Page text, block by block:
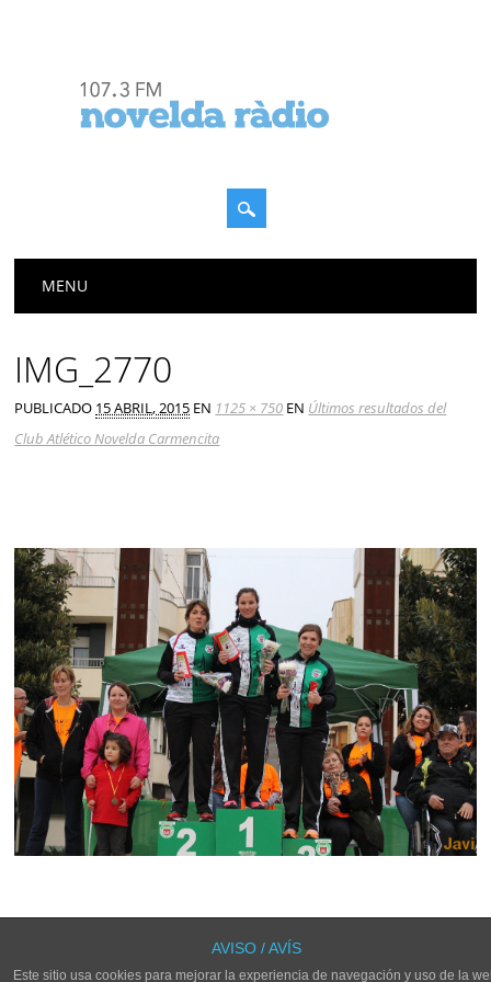
Menú principal
MENU
IMG_2770
PUBLICADO 15 ABRIL, 2015 EN 1125 × 750 EN Últimos resultados del
Club Atlético Novelda Carmencita
LOS COMENTARIOS Y TRACKBACKS ESTÁN CERRADOS.
AVISO / AVÍS
Este sitio usa cookies para mejorar la experiencia de navegación y uso de la